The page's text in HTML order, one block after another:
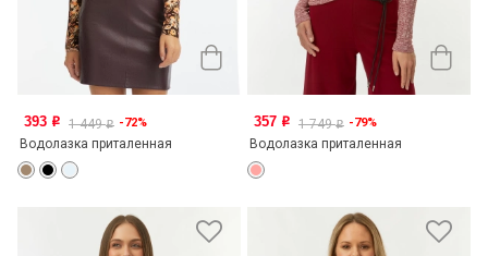
393 o 1 449o -72%
Водолазка приталенная
357 o 1 749o -79%
Водолазка приталенная